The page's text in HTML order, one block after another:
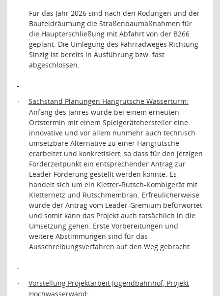
Für das Jahr 2026 sind nach den Rodungen und der
Baufeldräumung die Straßenbaumaßnahmen für
die Haupterschließung mit Abfahrt von der B266
geplant. Die Umlegung des Fahrradweges Richtung
Sinzig ist bereits in Ausführung bzw. fast
abgeschlossen.
·
Sachstand Planungen Hangrutsche Wasserturm:
Anfang des Jahres wurde bei einem erneuten
Ortstermin mit einem Spielgerätehersteller eine
innovative und vor allem nunmehr auch technisch
umsetzbare Alternative zu einer Hangrutsche
erarbeitet und konkretisiert, so dass für den jetzigen
Förderzeitpunkt ein entsprechender Antrag zur
Leader Förderung gestellt werden konnte. Es
handelt sich um ein Kletter-Rutsch-Kombigerät mit
Kletternetz und Rutschmembran. Erfreulicherweise
wurde der Antrag vom Leader-Gremium befürwortet
und somit kann das Projekt auch tatsächlich in die
Umsetzung gehen. Erste Vorbereitungen und
weitere Abstimmungen sind für das
Ausschreibungsverfahren auf den Weg gebracht.
·
Vorstellung Projektarbeit Jugendbahnhof, Projekt
Hochwasserwand: